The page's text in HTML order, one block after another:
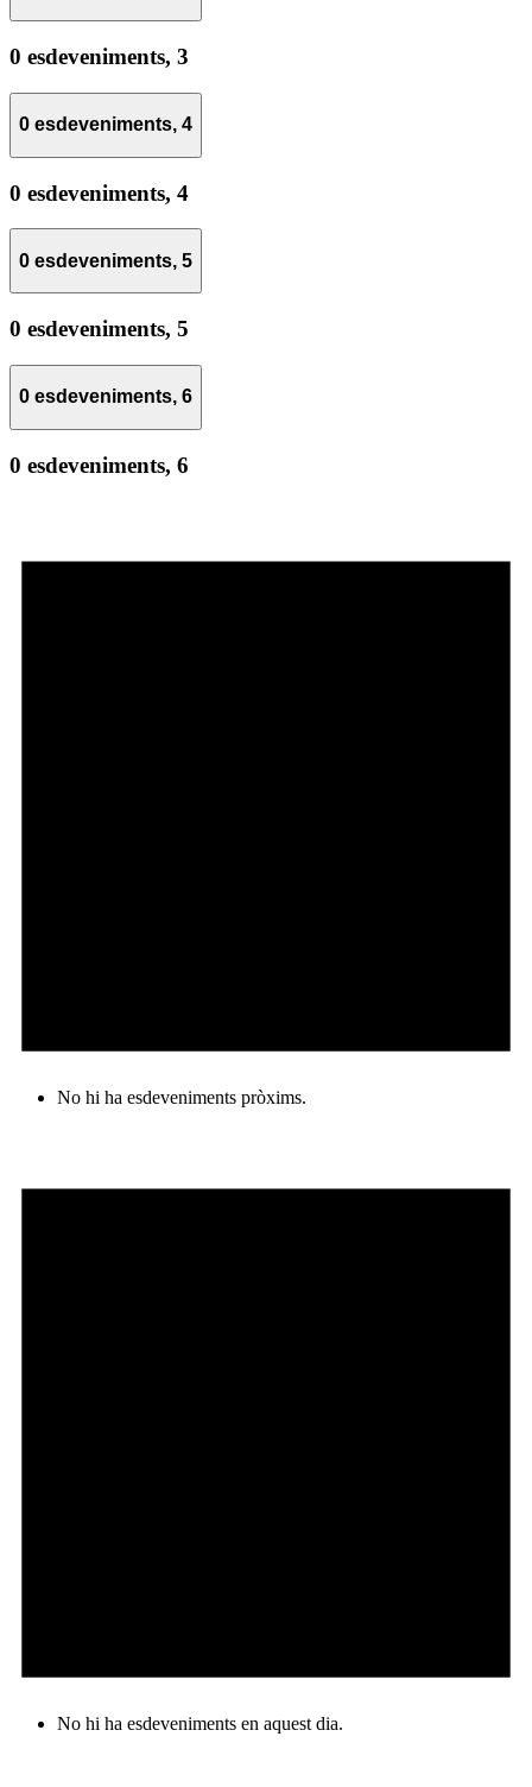
0 esdeveniments, 3
0 esdeveniments, 4
0 esdeveniments, 4
0 esdeveniments, 5
0 esdeveniments, 5
0 esdeveniments, 6
0 esdeveniments, 6
No hi ha esdeveniments pròxims.
No hi ha esdeveniments en aquest dia.